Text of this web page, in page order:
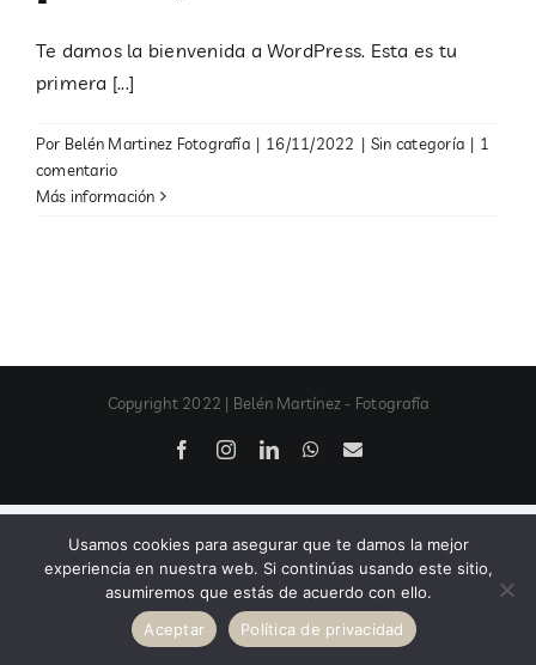
Te damos la bienvenida a WordPress. Esta es tu
primera [...]
Por Belén Martinez Fotografía | 16/11/2022 | Sin categoría | 1
comentario
Más información
Copyright 2022 | Belén Martínez - Fotografía
FacebookInstagramLinkedInWhatsApp
Correo
Usamos cookies para asegurar que te damos la mejor
experiencia en nuestra web. Si continúas usando este sitio,
asumiremos que estás de acuerdo con ello.
Aceptar
Política de privacidad